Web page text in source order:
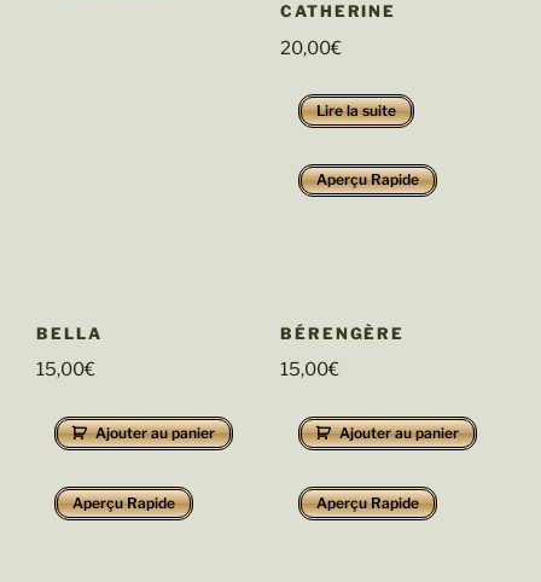
CATHERINE
20,00€
Lire la suite
Aperçu Rapide
BELLA
15,00€
Ajouter au panier
Aperçu Rapide
BÉRENGÈRE
15,00€
Ajouter au panier
Aperçu Rapide